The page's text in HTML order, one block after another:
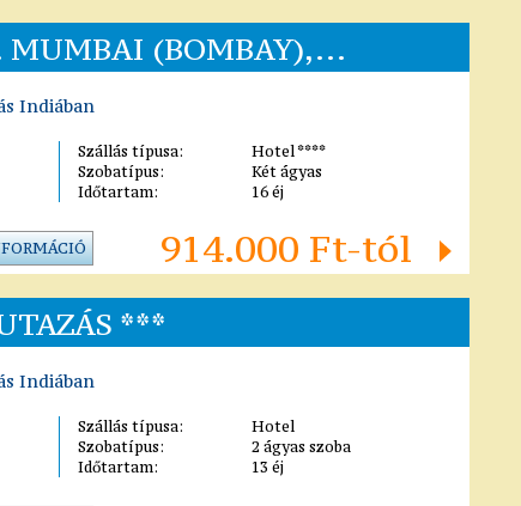
(BOMBAY),...
Indiában
Szállás típusa:
Hotel ****
Szobatípus:
Két ágyas
Időtartam:
16 éj
914.000 Ft-tól
***
Indiában
Szállás típusa:
Hotel
Szobatípus:
2 ágyas szoba
Időtartam:
13 éj